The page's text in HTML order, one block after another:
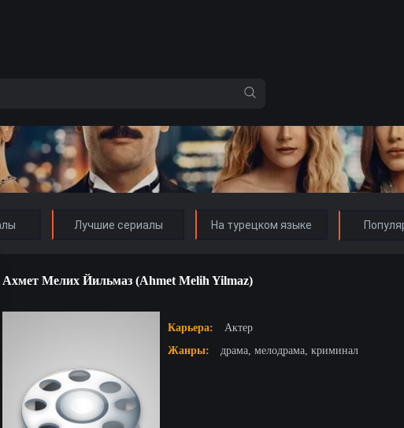
Лучшие сериалы На турецком языке
Ахмет Мелих Йильмаз (Ahmet Melih Yilmaz)
Карьера:
Актер
Жанры:
драма, мелодрама, криминал